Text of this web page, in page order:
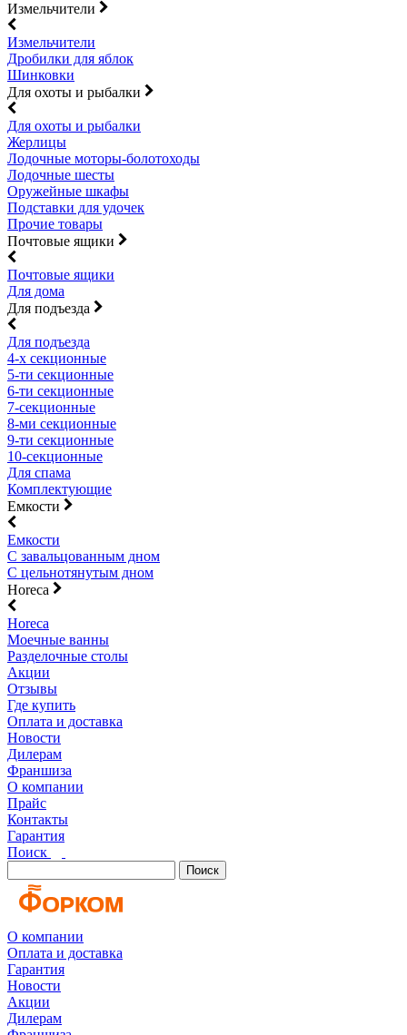
Измельчители
Измельчители
Дробилки для яблок
Шинковки
Для охоты и рыбалки
Для охоты и рыбалки
Жерлицы
Лодочные моторы-болотоходы
Лодочные шесты
Оружейные шкафы
Подставки для удочек
Прочие товары
Почтовые ящики
Почтовые ящики
Для дома
Для подъезда
Для подъезда
4-х секционные
5-ти секционные
6-ти секционные
7-секционные
8-ми секционные
9-ти секционные
10-секционные
Для спама
Комплектующие
Емкости
Емкости
С завальцованным дном
С цельнотянутым дном
Horeca
Horeca
Моечные ванны
Разделочные столы
Акции
Отзывы
Где купить
Оплата и доставка
Новости
Дилерам
Франшиза
О компании
Прайс
Контакты
Гарантия
Поиск
Поиск
О компании
Оплата и доставка
Гарантия
Новости
Акции
Дилерам